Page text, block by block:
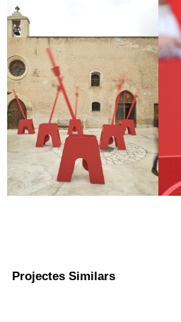
Projectes Similars